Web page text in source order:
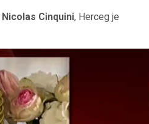
Nicolas Cinquini, Herceg je